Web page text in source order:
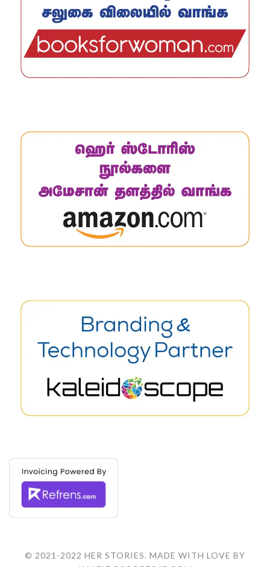
© 2021-2022 HER STORIES. MADE WITH LOVE BY